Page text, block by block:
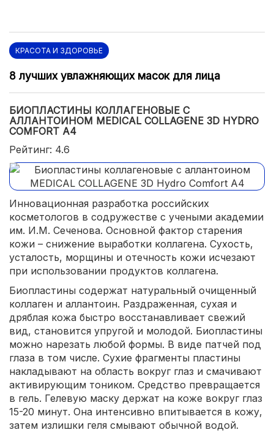
КРАСОТА И ЗДОРОВЬЕ
8 лучших увлажняющих масок для лица
БИОПЛАСТИНЫ КОЛЛАГЕНОВЫЕ С
АЛЛАНТОИНОМ MEDICAL COLLAGENE 3D HYDRO
COMFORT А4
Рейтинг: 4.6
Инновационная разработка российских
косметологов в содружестве с учеными академии
им. И.М. Сеченова. Основной фактор старения
кожи – снижение выработки коллагена. Сухость,
усталость, морщины и отечность кожи исчезают
при использовании продуктов коллагена.
Биопластины содержат натуральный очищенный
коллаген и аллантоин. Раздраженная, сухая и
дряблая кожа быстро восстанавливает свежий
вид, становится упругой и молодой. Биопластины
можно нарезать любой формы. В виде патчей под
глаза в том числе. Сухие фрагменты пластины
накладывают на область вокруг глаз и смачивают
активирующим тоником. Средство превращается
в гель. Гелевую маску держат на коже вокруг глаз
15-20 минут. Она интенсивно впитывается в кожу,
затем излишки геля смывают обычной водой.